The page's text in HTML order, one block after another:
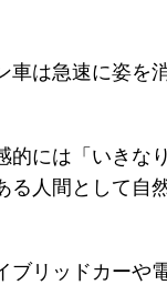
車は急速に姿を
的には「いきな
る人間として自
ブリッドカーや